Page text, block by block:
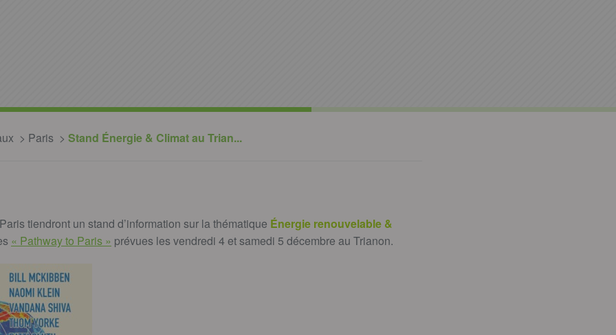
Paris Stand Énergie & Climat au Trian...
tiendront un stand d’information sur la thématique Énergie renouvelable &
« Pathway to Paris » prévues les vendredi 4 et samedi 5 décembre au Trianon.